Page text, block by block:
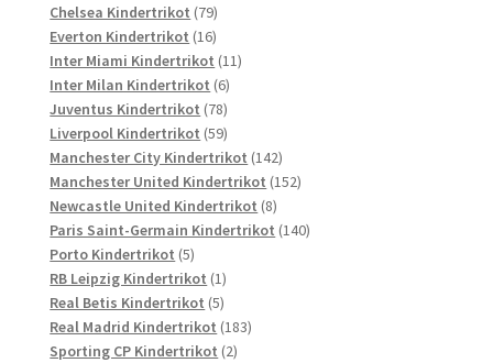
Chelsea Kindertrikot 7979
Produkte
Everton Kindertrikot 1616
Produkte
Inter Miami Kindertrikot 1111
Inter Milan Kindertrikot 66
Produkte
Juventus Kindertrikot 7878
Produkte
Liverpool Kindertrikot 5959
Produkte
Manchester City Kindertrikot 142142
Produkte
Manchester United Kindertrikot 152152
Newcastle United Kindertrikot 88
Produkte
Paris Saint-Germain Kindertrikot 140140
Porto Kindertrikot 55
Produkte
RB Leipzig Kindertrikot 11
Produkt
Real Betis Kindertrikot 55
Produkte
Real Madrid Kindertrikot 183183
Sporting CP Kindertrikot 22